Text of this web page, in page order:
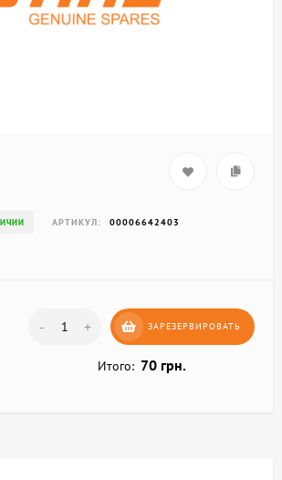
АРТИКУЛ: 00006642403
- + ЗАРЕЗЕРВИРОВАТЬ
Итого: 70 грн.